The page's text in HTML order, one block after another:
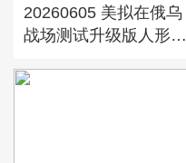
20260605 美拟在俄乌
战场测试升级版人形机